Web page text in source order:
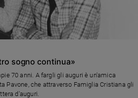
sogno continua»
70 anni. A fargli gli auguri è un'amica
Pavone, che attraverso Famiglia Cristiana gli
d'auguri.